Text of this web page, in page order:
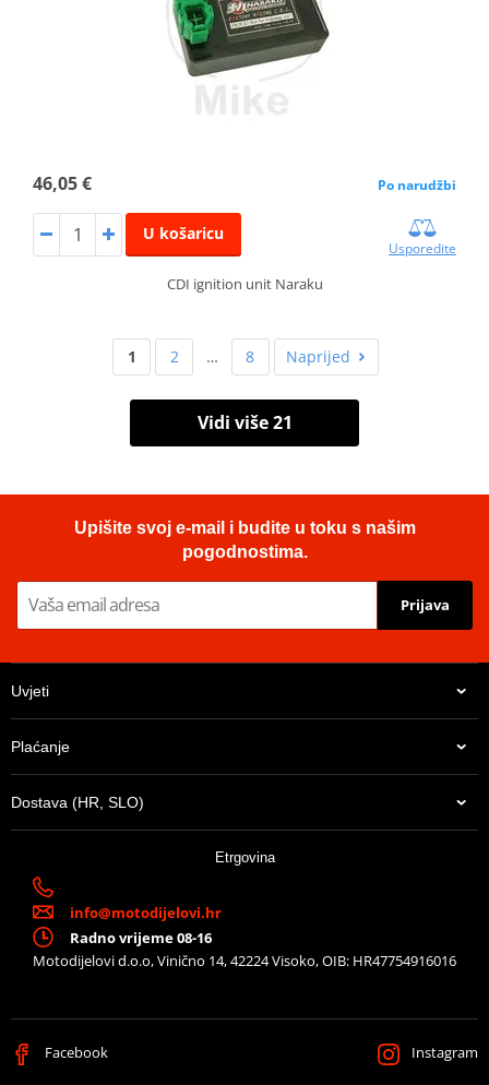
46,05 € Po narudžbi
U košaricu
Usporedite
CDI ignition unit Naraku
1 2 … 8 Naprijed
Vidi više 21
Upišite svoj e-mail i budite u toku s našim
pogodnostima.
Prijava
Uvjeti
Plaćanje
Dostava (HR, SLO)
Etrgovina
info@motodijelovi.hr
Radno vrijeme 08-16
Motodijelovi d.o.o, Vinično 14, 42224 Visoko, OIB: HR47754916016
Facebook Instagram